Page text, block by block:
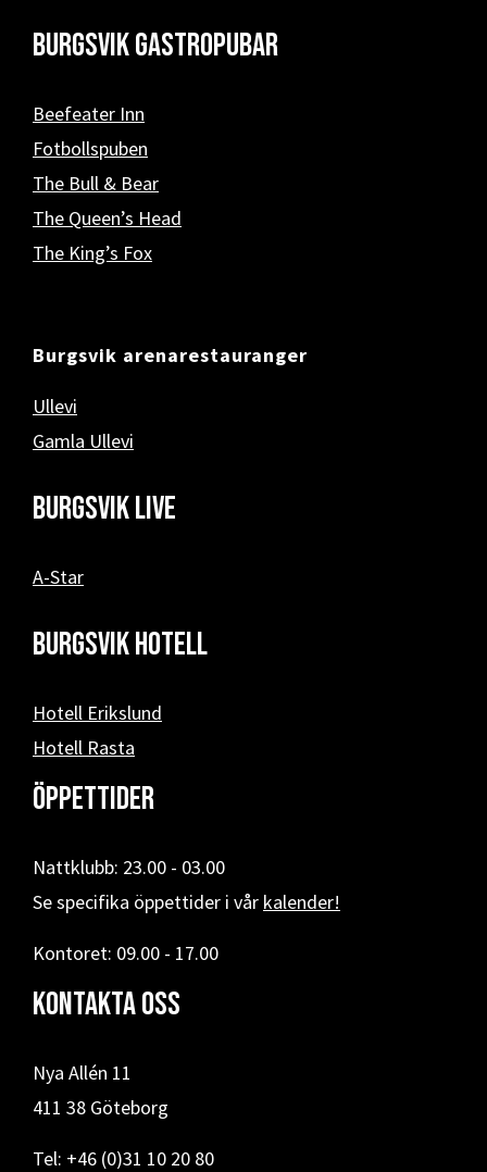
Burgsvik Gastropubar
Beefeater Inn
Fotbollspuben
The Bull & Bear
The Queen’s Head
The King’s Fox
Burgsvik arenarestauranger
Ullevi
Gamla Ullevi
Burgsvik Live
A-Star
Burgsvik hotell
Hotell Erikslund
Hotell Rasta
Öppettider
Nattklubb: 23.00 - 03.00
Se specifika öppettider i vår kalender!
Kontoret: 09.00 - 17.00
Kontakta oss
Nya Allén 11
411 38 Göteborg
Tel: +46 (0)31 10 20 80